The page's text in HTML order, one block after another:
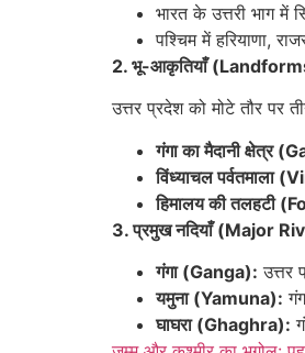
भारत के उत्तरी भाग में
पश्चिम में हरियाणा,
2. भू-आकृतियाँ
उत्तर प्रदेश को मोटे तौर पर
गंगा का मैदानी क्षेत्र
विंध्याचल पर्वतमाला
हिमालय की तलहटी
3. प्रमुख नदियाँ (Major
गंगा (Ganga): उत्तर
यमुना (Yamuna):
घाघरा (Ghaghra):